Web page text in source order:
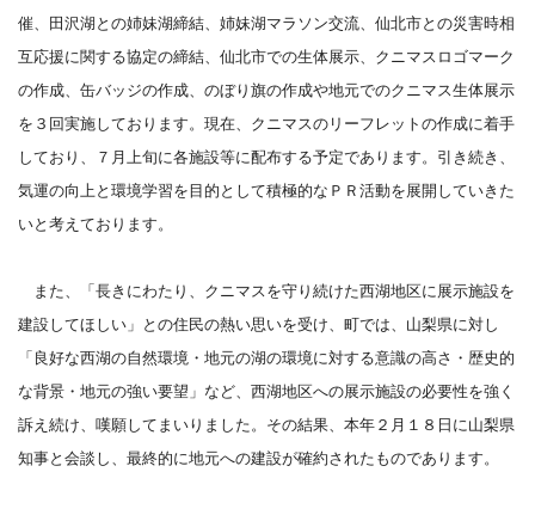
催、田沢湖との姉妹湖締結、姉妹湖マラソン交流、仙北市との災害時相
互応援に関する協定の締結、仙北市での生体展示、クニマスロゴマーク
の作成、缶バッジの作成、のぼり旗の作成や地元でのクニマス生体展示
を３回実施しております。現在、クニマスのリーフレットの作成に着手
しており、７月上旬に各施設等に配布する予定であります。引き続き、
気運の向上と環境学習を目的として積極的なＰＲ活動を展開していきた
いと考えております。
また、「長きにわたり、クニマスを守り続けた西湖地区に展示施設を
建設してほしい」との住民の熱い思いを受け、町では、山梨県に対し
「良好な西湖の自然環境・地元の湖の環境に対する意識の高さ・歴史的
な背景・地元の強い要望」など、西湖地区への展示施設の必要性を強く
訴え続け、嘆願してまいりました。その結果、本年２月１８日に山梨県
知事と会談し、最終的に地元への建設が確約されたものであります。